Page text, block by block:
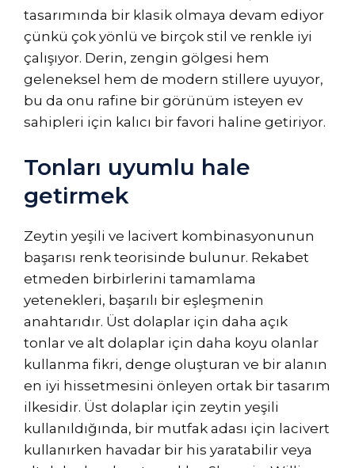
tasarımında bir klasik olmaya devam ediyor
çünkü çok yönlü ve birçok stil ve renkle iyi
çalışıyor. Derin, zengin gölgesi hem
geleneksel hem de modern stillere uyuyor,
bu da onu rafine bir görünüm isteyen ev
sahipleri için kalıcı bir favori haline getiriyor.
Tonları uyumlu hale
getirmek
Zeytin yeşili ve lacivert kombinasyonunun
başarısı renk teorisinde bulunur. Rekabet
etmeden birbirlerini tamamlama
yetenekleri, başarılı bir eşleşmenin
anahtarıdır. Üst dolaplar için daha açık
tonlar ve alt dolaplar için daha koyu olanlar
kullanma fikri, denge oluşturan ve bir alanın
en iyi hissetmesini önleyen ortak bir tasarım
ilkesidir. Üst dolaplar için zeytin yeşili
kullanıldığında, bir mutfak adası için lacivert
kullanırken havadar bir his yaratabilir veya